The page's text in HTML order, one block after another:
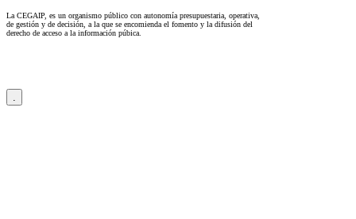
La CEGAIP, es un organismo público con autonomía presupuestaria, operativa,
de gestión y de decisión, a la que se encomienda el fomento y la difusión del
derecho de acceso a la información púbica.